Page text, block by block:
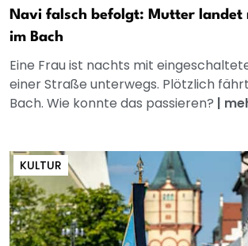
Navi falsch befolgt: Mutter landet
im Bach
Eine Frau ist nachts mit
einer Straße unterwegs. Plötzlich
Bach. Wie konnte das passieren? |
KULTUR